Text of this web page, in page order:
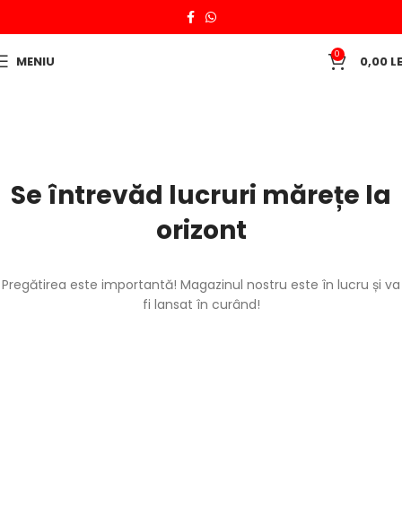
MENIU 0 0,00
Se întrevăd lucruri mărețe la
orizont
Pregătirea este importantă! Magazinul nostru este în lucru și va
fi lansat în curând!